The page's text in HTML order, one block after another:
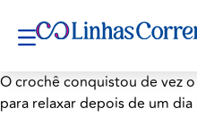
O crochê conquistou de vez
para relaxar depois de um